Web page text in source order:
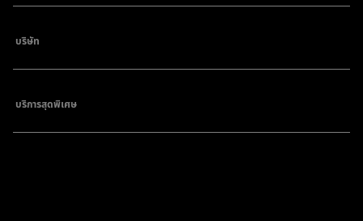
บริษัท
บริการสุดพิเศษ